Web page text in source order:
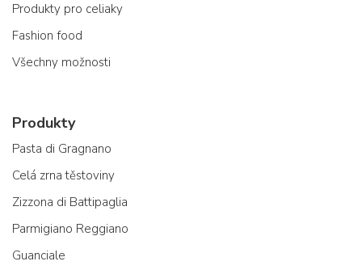
Produkty pro celiaky
Fashion food
Všechny možnosti
Produkty
Pasta di Gragnano
Celá zrna těstoviny
Zizzona di Battipaglia
Parmigiano Reggiano
Guanciale